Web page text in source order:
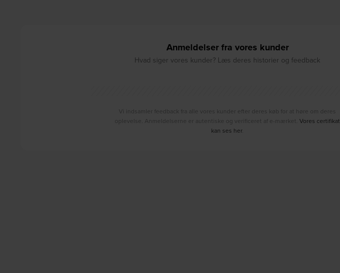
Anmeldelser fra vores kunder
Hvad siger vores kunder? Læs deres historier og feedback
Vi indsamler feedback fra alle vores kunder efter deres køb for at høre om deres
oplevelse. Anmeldelserne er autentiske og verificeret af e-mærket. Vores certifikat
kan ses her.